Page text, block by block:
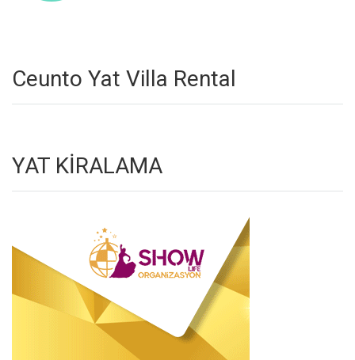
Ceunto Yat Villa Rental
YAT KİRALAMA